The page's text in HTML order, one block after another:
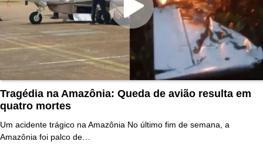
Tragédia na Amazônia: Queda de avião resulta em
quatro mortes
Um acidente trágico na Amazônia No último fim de semana, a
Amazônia foi palco de…